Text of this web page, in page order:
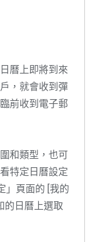
曆上即將到來
，就會收到彈
前收到電子郵
和類型，也可
特定日曆設定
」頁面的 [我的
的日曆上選取